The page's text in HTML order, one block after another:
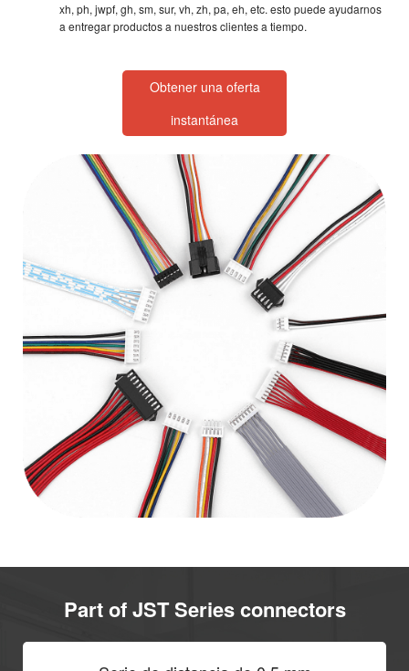
xh, ph, jwpf, gh, sm, sur, vh, zh, pa, eh, etc. esto puede ayudarnos
a entregar productos a nuestros clientes a tiempo.
Obtener una oferta
instantánea
Part of JST Series connectors